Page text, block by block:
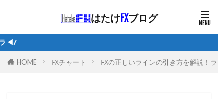
はたけ FXブログ
HOME FXチャート FXの正しいラインの引き方を解説！